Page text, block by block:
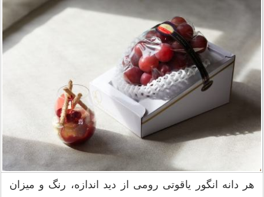
هر دانه انگور یاقوتی رومی از دید اندازه، رنگ و میزان